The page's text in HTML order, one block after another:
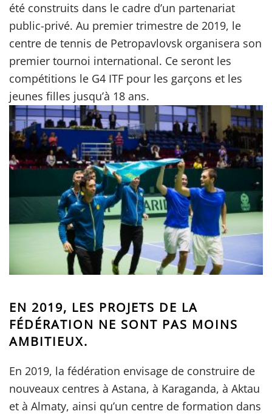
été construits dans le cadre d’un partenariat
public-privé. Au premier trimestre de 2019, le
centre de tennis de Petropavlovsk organisera son
premier tournoi international. Ce seront les
compétitions le G4 ITF pour les garçons et les
jeunes filles jusqu’à 18 ans.
EN 2019, LES PROJETS DE LA
FÉDÉRATION NE SONT PAS MOINS
AMBITIEUX.
En 2019, la fédération envisage de construire de
nouveaux centres à Astana, à Karaganda, à Aktau
et à Almaty, ainsi qu’un centre de formation dans